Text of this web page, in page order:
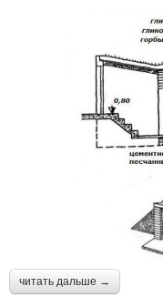
читать дальше →